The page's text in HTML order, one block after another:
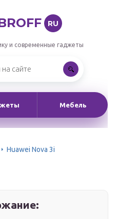
RU
и современные гаджеты
Мебель
Huawei Nova 3i